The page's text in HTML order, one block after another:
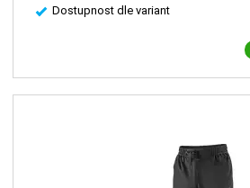
Dostupnost dle variant